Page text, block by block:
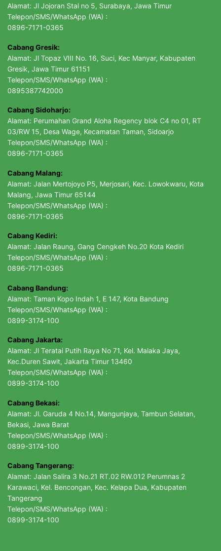
Alamat: Jl Jojoran Stal no 5, Surabaya, Jawa Timur
Telepon/SMS/WhatsApp (WA) :
0896-7171-0365
Cabang Gresik:
Alamat: Jl Topaz VIII No. 16, Suci, Kec Manyar, Kabupaten
Gresik, Jawa Timur 61151
Telepon/SMS/WhatsApp (WA) :
0895387742000
Cabang Sidoharjo:
Alamat: Perumahan Grand Aloha Regency blok C4 no 01, RT
03/RW 15, Desa Wage, Kecamatan Taman, Sidoarjo
Telepon/SMS/WhatsApp (WA) :
0896-7171-0365
Cabang Malang:
Alamat: Jalan Mertojoyo P5, Merjosari, Kec. Lowokwaru, Kota
Malang, Jawa Timur 65144
Telepon/SMS/WhatsApp (WA) :
0896-7171-0365
Cabang Kediri:
Alamat: Jalan Raung, Gang Cengkeh No.20 Kota Kediri
Telepon/SMS/WhatsApp (WA) :
0896-7171-0365
Cabang Bandung:
Alamat: Taman Kopo Indah 1, E 147, Kota Bandung
Telepon/SMS/WhatsApp (WA) :
0899-3174-100
Cabang Jakarta:
Alamat: Jl Teratai Putih Raya No 71, Kel. Malaka Jaya,
Kec.Duren Sawit, Jakarta Timur 13460
Telepon/SMS/WhatsApp (WA) :
0899-3174-100
Cabang Bekasi:
Alamat: Jl. Garuda 4 No.14, Mangunjaya, Tambun Selatan,
Bekasi, Jawa Barat
Telepon/SMS/WhatsApp (WA) :
0899-3174-100
Cabang Tangerang:
Alamat: Jalan Salira 3 No.21 RT.02 RW.012 Perumnas 2
Karawaci, Kel. Bencongan, Kec. Kelapa Dua, Kabupaten
Tangerang
Telepon/SMS/WhatsApp (WA) :
0899-3174-100